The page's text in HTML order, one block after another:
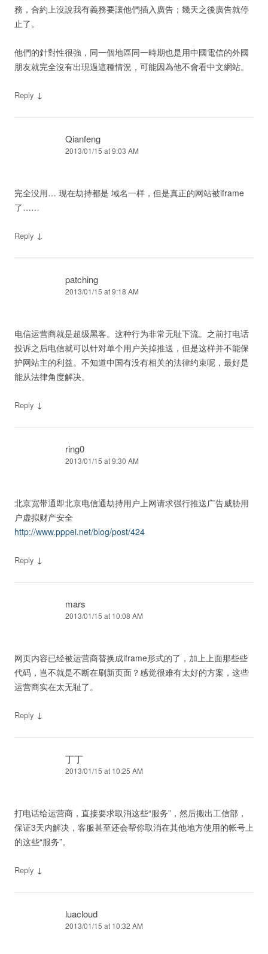
務，合約上沒說我有義務要讓他們插入廣告；幾天之後廣告就停
止了。
他們的針對性很強，同一個地區同一時期也是用中國電信的外國
朋友就完全沒有出現過這種情況，可能因為他不會看中文網站。
Reply ↓
Qianfeng
2013/01/15 at 9:03 AM
完全没用… 现在劫持都是 域名一样，但是真正的网站被iframe
了……
Reply ↓
patching
2013/01/15 at 9:18 AM
电信运营商就是超级黑客。这种行为非常无耻下流。之前打电话
投诉之后电信就可以针对单个用户关掉推送，但是这样并不能保
护网站主的利益。不知道中国有没有相关的法律约束呢，最好是
能从法律角度解决。
Reply ↓
ring0
2013/01/15 at 9:30 AM
北京宽带通即北京电信通劫持用户上网请求强行推送广告威胁用
户虚拟财产安全
http://www.pppei.net/blog/post/424
Reply ↓
mars
2013/01/15 at 10:08 AM
网页内容已经被运营商替换成iframe形式的了，加上上面那些些
代码，岂不就是不断在刷新页面？感觉很难有太好的方案，这些
运营商实在太无耻了。
Reply ↓
丁丁
2013/01/15 at 10:25 AM
打电话给运营商，直接要求取消这些“服务”，然后搬出工信部，
保证3天内解决，客服甚至还会帮你取消在其他地方使用的帐号上
的这些“服务”。
Reply ↓
luacloud
2013/01/15 at 10:32 AM